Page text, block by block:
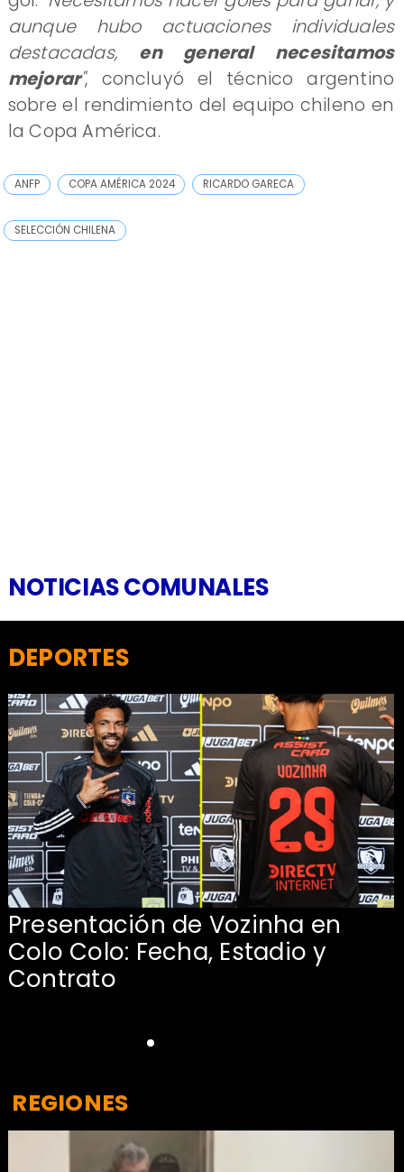
aunque hubo actuaciones individuales
destacadas, en general necesitamos
mejorar", concluyó el técnico argentino
sobre el rendimiento del equipo chileno en
la Copa América.
ANFP COPA AMÉRICA 2024 RICARDO GARECA
SELECCIÓN CHILENA
NOTICIAS COMUNALES
La Roja enfrentará a los
anfitriones del Mundial 2026
DEPORTES
REGIONES